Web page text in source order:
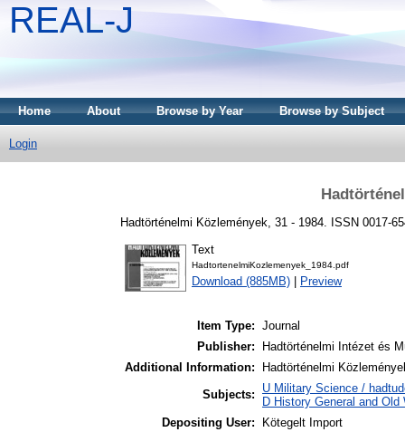
REAL-J
Home About Browse by Year Browse by Subject
Login
Hadtörténelmi Közlemények, 31 - 1984. ISSN 0017-
Text
HadtortenelmiKozlemenyek_1984.pdf
Download (885MB) Preview
Item Type: Journal
Publisher:
Hadtörténelmi Intézet és
Additional Information:
Hadtörténelmi
Subjects:
U Military Science /
D History General and
Depositing User:
Kötegelt Import